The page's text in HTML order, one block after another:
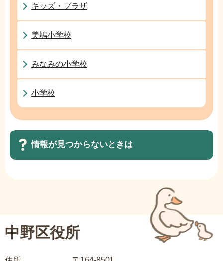
キッズ・プラザ
美鳩小学校
みなみの小学校
小学校
情報が見つからないときは
ゲ
中野区役所